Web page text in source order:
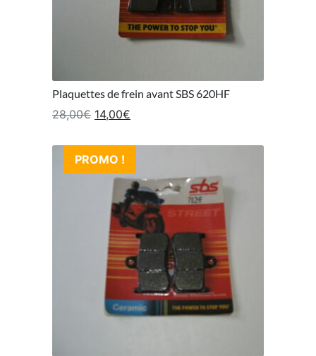
Plaquettes de frein avant SBS 620HF
28,00€ Le prix initial était : 28,00€.
14,00€
PROMO !